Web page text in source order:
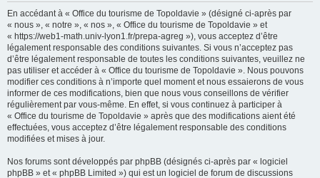
En accédant à « Office du tourisme de Topoldavie » (désigné ci-après par
« nous », « notre », « nos », « Office du tourisme de Topoldavie » et
« https://web1-math.univ-lyon1.fr/prepa-agreg »), vous acceptez d’être
légalement responsable des conditions suivantes. Si vous n’acceptez pas
d’être légalement responsable de toutes les conditions suivantes, veuillez ne
pas utiliser et accéder à « Office du tourisme de Topoldavie ». Nous pouvons
modifier ces conditions à n’importe quel moment et nous essaierons de vous
informer de ces modifications, bien que nous vous conseillons de vérifier
régulièrement par vous-même. En effet, si vous continuez à participer à
« Office du tourisme de Topoldavie » après que des modifications aient été
effectuées, vous acceptez d’être légalement responsable des conditions
modifiées et mises à jour.
Nos forums sont développés par phpBB (désignés ci-après par « logiciel
phpBB » et « phpBB Limited ») qui est un logiciel de forum de discussions